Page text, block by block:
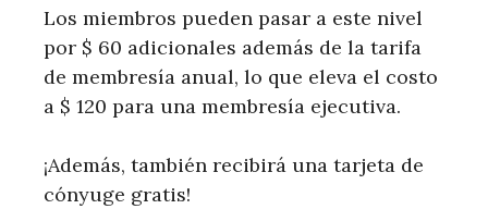
Los miembros pueden pasar a este nivel
por $ 60 adicionales además de la tarifa
de membresía anual, lo que eleva el costo
a $ 120 para una membresía ejecutiva.
¡Además, también recibirá una tarjeta de
cónyuge gratis!